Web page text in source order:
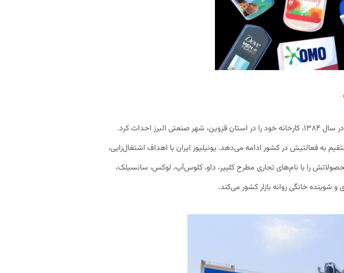
شرکت «یونیلیور ایران» در ۱۴ مهرماه سال ۱۳۸۲ توسط یونیلیور به صورت رسمی در کشور به ثبت رسید و در سال ۱۳۸۴، کارخانه خود را در استان قزوین، شهر صنعتی البرز احداث کرد.
سال حضور، حدود ۶۶۰ نفر کارمند مستقیم و بیش از ۲٬۰۰۰ کارمند غیرمستقیم به فعالتیش در کشور ادامه می‌دهد. یونیلیور ایران با اهداف اشتغال‌زایی،
را با نام‌های تجاری مطرح کلییر، داو، کلوس‌آپ، لوکس، سانسیلک،
شوینده خانگی روانه بازار کشور می‌کند.